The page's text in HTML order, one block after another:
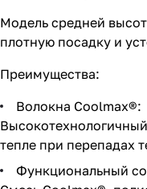
Модель средней
плотную посадку и
Преимущества:
Волокна Coolmax®:
тепле при перепадах
Функциональный